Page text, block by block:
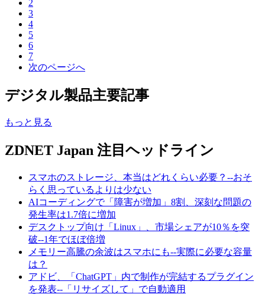
2
3
4
5
6
7
次のページへ
デジタル製品主要記事
もっと見る
ZDNET Japan 注目ヘッドライン
スマホのストレージ、本当はどれくらい必要？--おそ
らく思っているよりは少ない
AIコーディングで「障害が増加」8割、深刻な問題の
発生率は1.7倍に増加
デスクトップ向け「Linux」、市場シェアが10％を突
破--1年でほぼ倍増
メモリー高騰の余波はスマホにも--実際に必要な容量
は？
アドビ、「ChatGPT」内で制作が完結するプラグイン
を発表--「リサイズして」で自動適用